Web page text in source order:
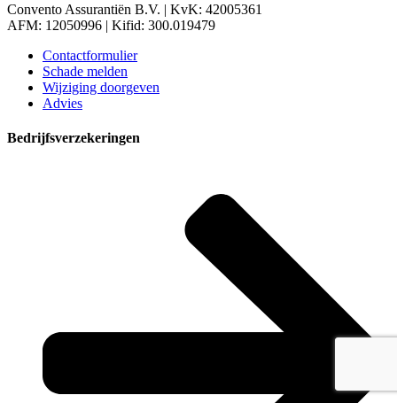
Convento Assurantiën B.V. | KvK: 42005361
AFM: 12050996 | Kifid: 300.019479
Contactformulier
Schade melden
Wijziging doorgeven
Advies
Bedrijfsverzekeringen